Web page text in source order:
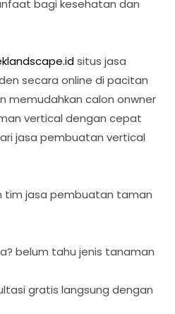
bagi kesehatan dan
situs jasa
secara online di pacitan
memudahkan calon onwner
vertical dengan cepat
jasa pembuatan vertical
tim jasa pembuatan taman
belum tahu jenis tanaman
gratis langsung dengan